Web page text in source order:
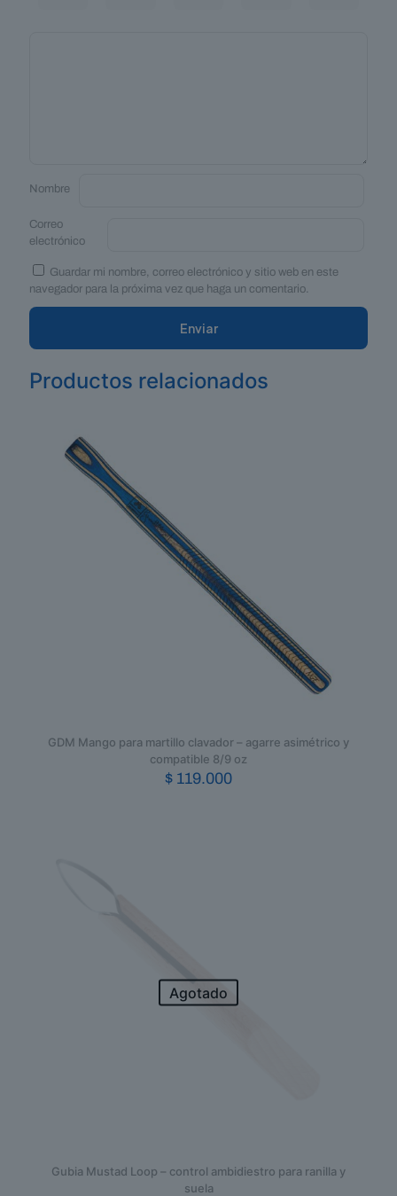
Nombre
Correo
electrónico
Guardar mi nombre, correo electrónico y sitio web en este
navegador para la próxima vez que haga un comentario.
Productos relacionados
GDM Mango para martillo clavador – agarre asimétrico y
compatible 8/9 oz
$ 119.000
Agotado
Gubia Mustad Loop – control ambidiestro para ranilla y
suela